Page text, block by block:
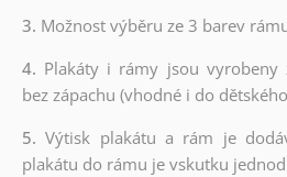
3. Možnost výběru ze 3 barev
4. Plakáty i rámy jsou vyrobeny
bez zápachu (vhodné i do
5.Výtisk plakátu a rám je
plakátu do rámu je vskutku